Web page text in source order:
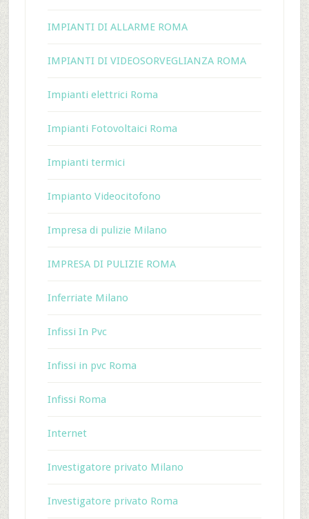
IMPIANTI DI ALLARME ROMA
IMPIANTI DI VIDEOSORVEGLIANZA ROMA
Impianti elettrici Roma
Impianti Fotovoltaici Roma
Impianti termici
Impianto Videocitofono
Impresa di pulizie Milano
IMPRESA DI PULIZIE ROMA
Inferriate Milano
Infissi In Pvc
Infissi in pvc Roma
Infissi Roma
Internet
Investigatore privato Milano
Investigatore privato Roma